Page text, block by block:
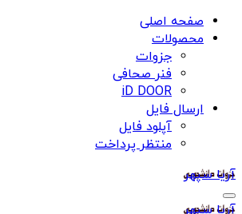
صفحه اصلی
محصولات
جزوات
فنر صحافی
iD DOOR
ارسال فایل
آپلود فایل
منتظر پرداخت
آریا سپهر
آریا سپهر